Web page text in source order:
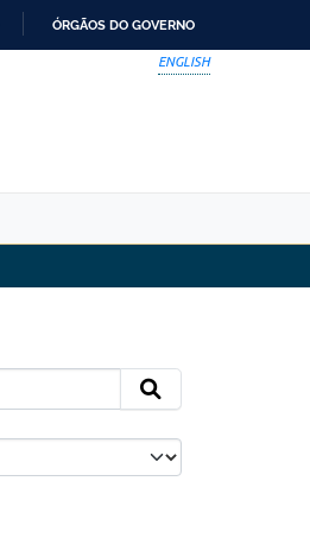
ÓRGÃOS DO GOVERNO
ENGLISH